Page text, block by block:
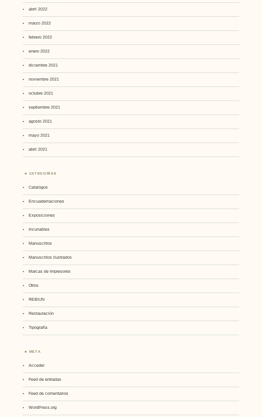
abril 2022
marzo 2022
febrero 2022
enero 2022
diciembre 2021
noviembre 2021
octubre 2021
septiembre 2021
agosto 2021
mayo 2021
abril 2021
CATEGORÍAS
Catalógos
Encuadernaciones
Exposiciones
Incunables
Manuscritos
Manuscritos ilustrados
Marcas de Impresores
Otros
REBIUN
Restauración
Tipografía
META
Acceder
Feed de entradas
Feed de comentarios
WordPress.org